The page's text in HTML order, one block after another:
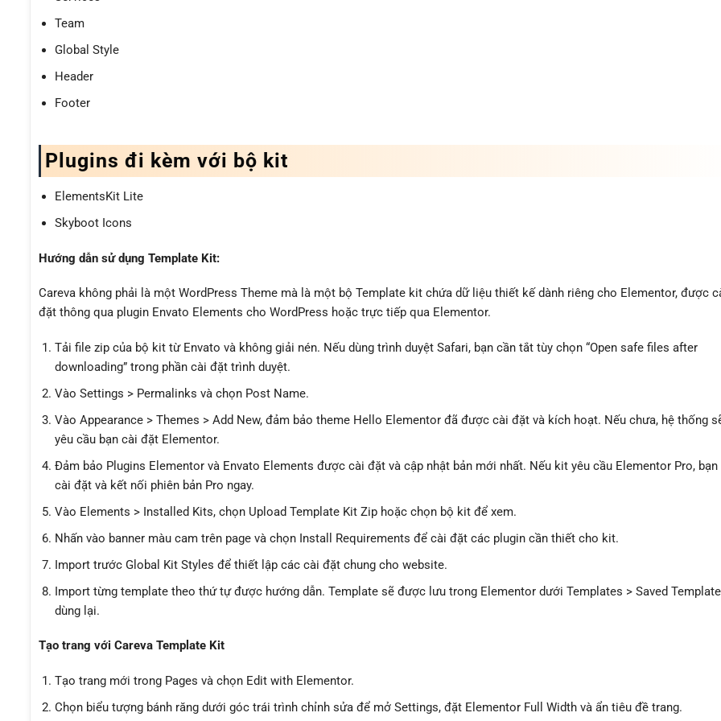
Team
Global Style
Header
Footer
Plugins đi kèm với bộ kit
ElementsKit Lite
Skyboot Icons
Hướng dẫn sử dụng Template Kit:
Careva không phải là một WordPress Theme mà là một bộ Template kit chứa dữ liệu thiết kế dành riêng cho Elementor, được
đặt thông qua plugin Envato Elements cho WordPress hoặc trực tiếp qua Elementor.
Tải file zip của bộ kit từ Envato và không giải nén. Nếu dùng trình duyệt Safari, bạn cần tắt tùy chọn “Open safe files after
downloading” trong phần cài đặt trình duyệt.
Vào Settings > Permalinks và chọn Post Name.
Vào Appearance > Themes > Add New, đảm bảo theme Hello Elementor đã được cài đặt và kích hoạt. Nếu chưa, hệ thống
yêu cầu bạn cài đặt Elementor.
Đảm bảo Plugins Elementor và Envato Elements được cài đặt và cập nhật bản mới nhất. Nếu kit yêu cầu Elementor Pro, bạn
cài đặt và kết nối phiên bản Pro ngay.
Vào Elements > Installed Kits, chọn Upload Template Kit Zip hoặc chọn bộ kit để xem.
Nhấn vào banner màu cam trên page và chọn Install Requirements để cài đặt các plugin cần thiết cho kit.
Import trước Global Kit Styles để thiết lập các cài đặt chung cho website.
Import từng template theo thứ tự được hướng dẫn. Template sẽ được lưu trong Elementor dưới Templates > Saved
dùng lại.
Tạo trang với Careva Template Kit
Tạo trang mới trong Pages và chọn Edit with Elementor.
Chọn biểu tượng bánh răng dưới góc trái trình chỉnh sửa để mở Settings, đặt Elementor Full Width và ẩn tiêu đề trang.